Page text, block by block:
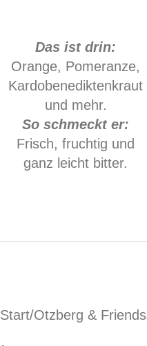
Das ist drin:
Orange, Pomeranze,
Kardobenediktenkraut
und mehr.
So schmeckt er:
Frisch, fruchtig und
ganz leicht bitter.
Start Otzberg & Friends